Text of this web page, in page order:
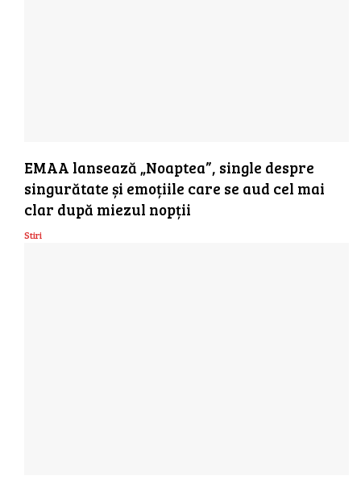
EMAA lansează „Noaptea”, single despre
singurătate și emoțiile care se aud cel mai
clar după miezul nopții
Stiri